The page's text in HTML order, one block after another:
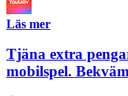
Läs mer
Tjäna extra
mobilspel.